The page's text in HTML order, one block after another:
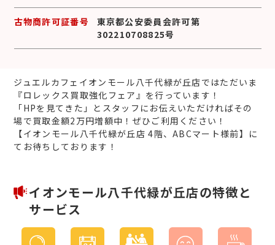
古物商許可証番号
東京都公安委員会許可第
302210708825号
ジュエルカフェイオンモール八千代緑が丘店ではただいま
『ロレックス買取強化フェア』を行っています！
「HPを見てきた」とスタッフにお伝えいただければその
場で買取金額2万円増額中！ぜひご利用ください！
【イオンモール八千代緑が丘店 4階、ABCマート様前】に
てお待ちしております！
イオンモール八千代緑が丘店の特徴と
サービス